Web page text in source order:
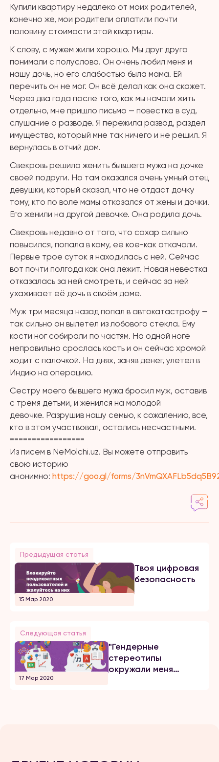
Купили квартиру недалеко от моих родителей,
конечно же, мои родители оплатили почти
половину стоимости этой квартиры.
К слову, с мужем жили хорошо. Мы друг друга
понимали с полуслова. Он очень любил меня и
нашу дочь, но его слабостью была мама. Ей
перечить он не мог. Он всё делал как она скажет.
Через два года после того, как мы начали жить
отдельно, мне пришло письмо — повестка в суд,
слушание о разводе. Я пережила развод, раздел
имущества, который мне так ничего и не решил. Я
вернулась в отчий дом.
Свекровь решила женить бывшего мужа на дочке
своей подруги. Но там оказался очень умный отец
девушки, который сказал, что не отдаст дочку
тому, кто по воле мамы отказался от жены и дочки.
Его женили на другой девочке. Она родила дочь.
Свекровь недавно от того, что сахар сильно
повысился, попала в кому, её кое-как откачали.
Первые трое суток я находилась с ней. Сейчас
вот почти полгода как она лежит. Новая невестка
отказалась за ней смотреть, и сейчас за ней
ухаживает её дочь в своём доме.
Муж три месяца назад попал в автокатастрофу —
так сильно он вылетел из лобового стекла. Ему
кости ног собирали по частям. На одной ноге
неправильно срослась кость и он сейчас хромой
ходит с палочкой. На днях, заняв денег, улетел в
Индию на операцию.
Сестру моего бывшего мужа бросил муж, оставив
с тремя детьми, и женился на молодой
девочке. Разрушив нашу семью, к сожалению, все,
кто в этом участвовал, остались несчастными.
=================
Из писем в NeMolchi.uz. Вы можете отправить
свою историю
анонимно: https://goo.gl/forms/
Предыдущая статья
15 Мар 2020
Твоя цифровая
безопасность
Следующая статья
17 Мар 2020
"Гендерные
стереотипы
окружали меня